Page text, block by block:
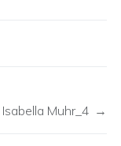
Isabella Muhr_4